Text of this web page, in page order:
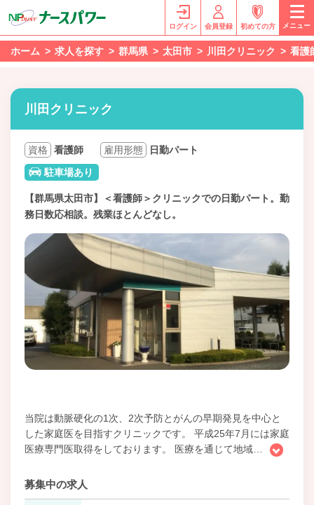
ログイン 会員登録 初めての方 メニュー
ホーム 求人を探す 群馬県 太田市 川田クリニック 看護
川田クリニック
資格 看護師 雇用形態
日勤パート
駐車場あり
【群馬県太田市】＜看護師＞クリニックでの日勤パート。勤
務日数応相談。残業ほとんどなし。
当院は動脈硬化の1次、2次予防とがんの早期発見を中心と
した家庭医を目指すクリニックです。 平成25年7月には家庭
医療専門医取得をしております。 医療を通じて地域
募集中の求人